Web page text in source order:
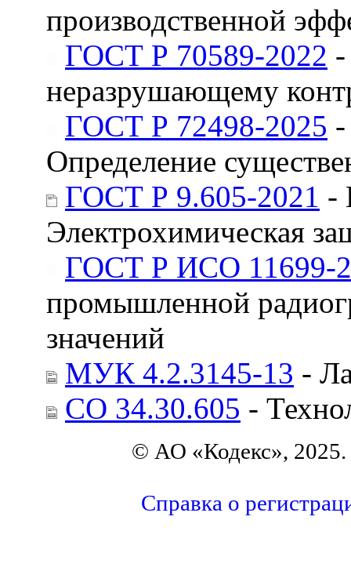
производственной
ГОСТ Р 70589-2022
неразрушающему
ГОСТ Р 72498-2025
Определение
ГОСТ Р 9.605-2021 -
Электрохимическая
ГОСТ Р ИСО 11699-
промышленной
значений
МУК 4.2.3145-13 -
СО 34.30.605 -
© АО «Кодекс»,
Справка о